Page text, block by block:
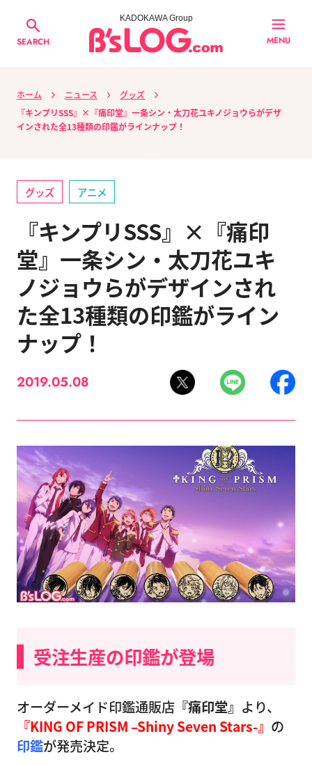
SEARCH
KADOKAWA Group
MENU
ホーム ニュース
グッズ
『キンプリSSS』×『痛印堂』一条シン・太刀花ユキノジョウらがデザ
インされた全13種類の印鑑がラインナップ！
グッズ アニメ
『キンプリSSS』×『痛印
堂』一条シン・太刀花ユキ
ノジョウらがデザインされ
た全13種類の印鑑がライン
ナップ！
2019.05.08
受注生産の印鑑が登場
オーダーメイド印鑑通販店 『痛印堂』 より、
『KING OF PRISM –Shiny Seven Stars-』 の
印鑑が発売決定。